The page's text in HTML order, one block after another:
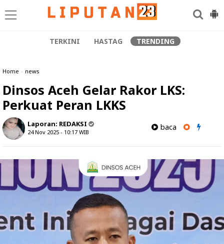
TERKINI HASTAG TRENDING
Home » news
Dinsos Aceh Gelar Rakor LKS:
Perkuat Peran LKKS
Laporan: REDAKSI
24 Nov 2025 - 10:17 WIB
baca